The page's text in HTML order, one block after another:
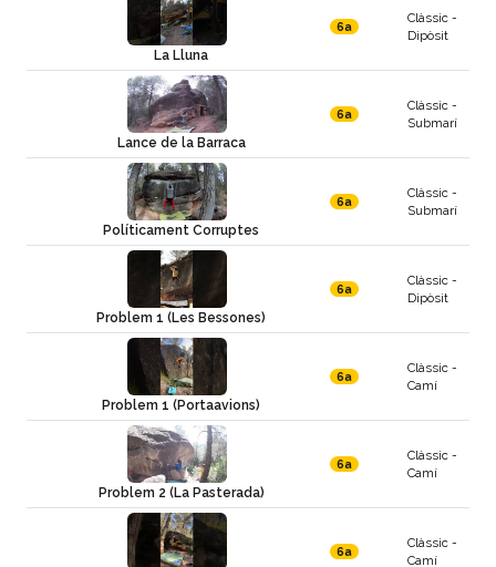
La Lluna
6a
Clàssic -
Dipòsit
Lance de la Barraca
6a
Clàssic -
Submarí
Políticament Corruptes
6a
Clàssic -
Submarí
Problem 1 (Les Bessones)
6a
Clàssic -
Dipòsit
Problem 1 (Portaavions)
6a
Clàssic -
Camí
Problem 2 (La Pasterada)
6a
Clàssic -
Camí
6a
Clàssic -
Camí